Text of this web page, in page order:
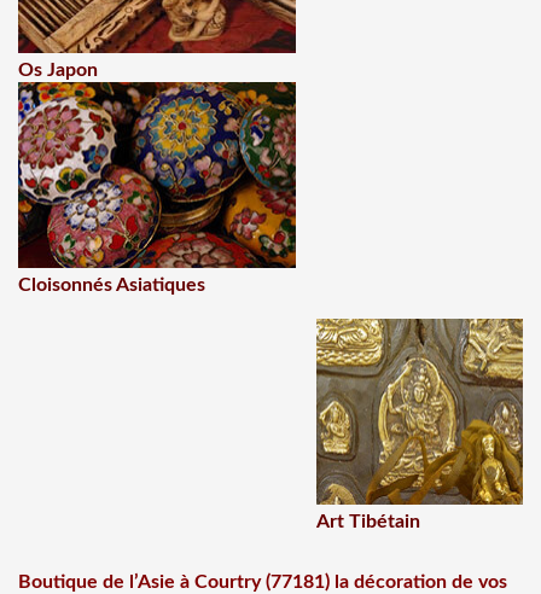
Os Japon
Cloisonnés Asiatiques
Art Tibétain
Boutique de l’Asie à Courtry (77181) la décoration de vos